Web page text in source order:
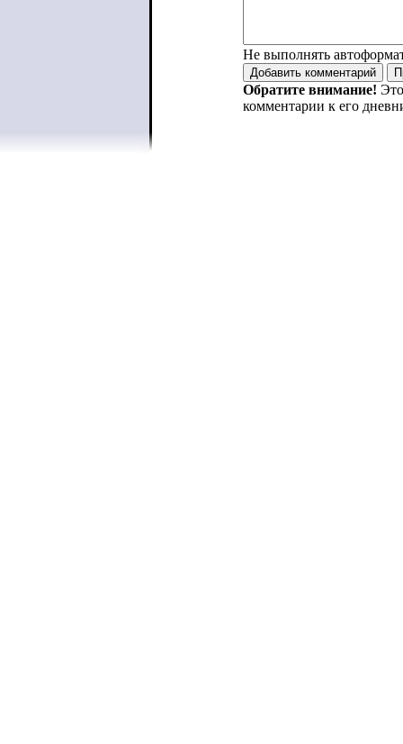
Не выполнять
Обратите внимание!
комментарии к его